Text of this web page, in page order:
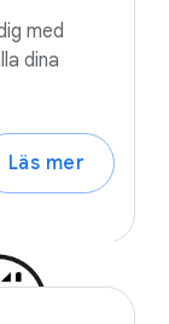
med
dina
Läs mer